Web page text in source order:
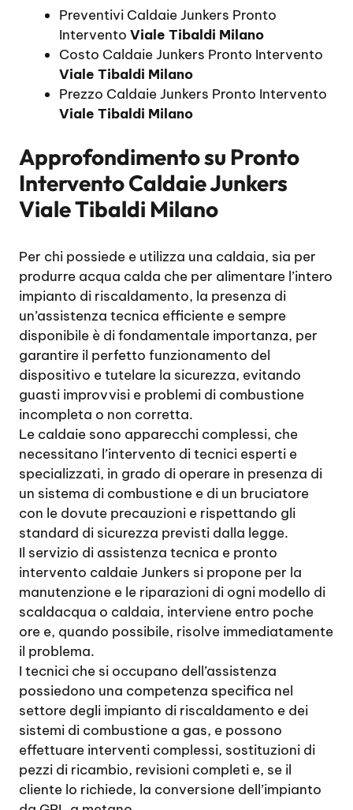
Preventivi Caldaie Junkers Pronto
Intervento Viale Tibaldi Milano
Costo Caldaie Junkers Pronto Intervento
Viale Tibaldi Milano
Prezzo Caldaie Junkers Pronto Intervento
Viale Tibaldi Milano
Approfondimento su Pronto
Intervento Caldaie Junkers
Viale Tibaldi Milano
Per chi possiede e utilizza una caldaia, sia per
produrre acqua calda che per alimentare l’intero
impianto di riscaldamento, la presenza di
un’assistenza tecnica efficiente e sempre
disponibile è di fondamentale importanza, per
garantire il perfetto funzionamento del
dispositivo e tutelare la sicurezza, evitando
guasti improvvisi e problemi di combustione
incompleta o non corretta.
Le caldaie sono apparecchi complessi, che
necessitano l’intervento di tecnici esperti e
specializzati, in grado di operare in presenza di
un sistema di combustione e di un bruciatore
con le dovute precauzioni e rispettando gli
standard di sicurezza previsti dalla legge.
Il servizio di assistenza tecnica e pronto
intervento caldaie Junkers si propone per la
manutenzione e le riparazioni di ogni modello di
scaldacqua o caldaia, interviene entro poche
ore e, quando possibile, risolve immediatamente
il problema.
I tecnici che si occupano dell’assistenza
possiedono una competenza specifica nel
settore degli impianto di riscaldamento e dei
sistemi di combustione a gas, e possono
effettuare interventi complessi, sostituzioni di
pezzi di ricambio, revisioni completi e, se il
cliente lo richiede, la conversione dell’impianto